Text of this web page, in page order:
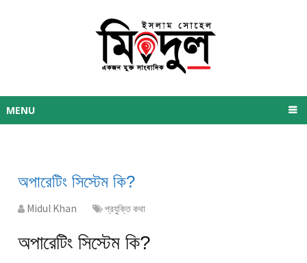
MENU
অপারেটিং সিস্টেম কি?
Midul Khan প্রযুক্তি কথা
অপারেটিং সিস্টেম কি?